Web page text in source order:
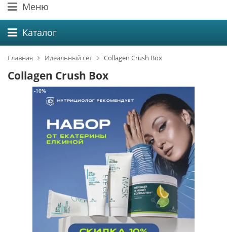
Меню
Каталог
Главная Идеальный сет Collagen Crush Box
Collagen Crush Box
-10%